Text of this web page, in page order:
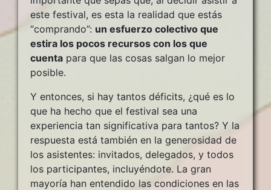
este festival, es esta la realidad que estás
“comprando”: un esfuerzo colectivo que
estira los pocos recursos con los que
cuenta para que las cosas salgan lo mejor
posible.
Y entonces, si hay tantos déficits, ¿qué es lo
que ha hecho que el festival sea una
experiencia tan significativa para tantos? Y la
respuesta está también en la generosidad de
los asistentes: invitados, delegados, y todos
los participantes, incluyéndote. La gran
mayoría han entendido las condiciones en las